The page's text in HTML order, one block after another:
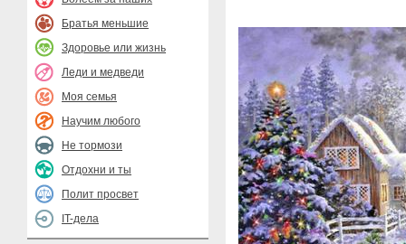
Братья меньшие
Здоровье или жизнь
Леди и медведи
Моя семья
Научим любого
Не тормози
Отдохни и ты
Полит просвет
IT-дела